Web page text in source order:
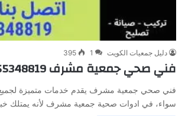
دليل جمعيات الكويت 1
395
فني صحي جمعية مشرف 55348819
فني صحي جمعية مشرف يقدم خدمات متميزة لجميع
سواء، في ادوات صحية جمعية مشرف لأنه يمتلك